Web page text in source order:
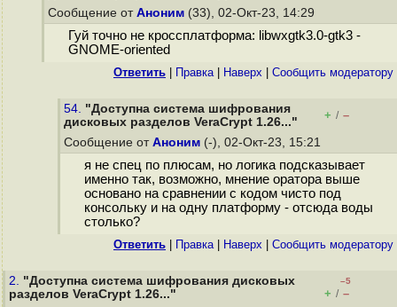
Сообщение от Аноним (33), 02-Окт-23, 14:29
Гуй точно не кроссплатформа: libwxgtk3.0-gtk3 -
GNOME-oriented
Ответить Правка| Наверх Cообщить модератору
54. "Доступна система шифрования
дисковых разделов VeraCrypt 1.26..."
+ / –
Сообщение от Аноним (-), 02-Окт-23, 15:21
я не спец по плюсам, но логика подсказывает
именно так, возможно, мнение оратора выше
основано на сравнении с кодом чисто под
консольку и на одну платформу - отсюда воды
столько?
Ответить Правка| Наверх Cообщить модератору
2. "Доступна система шифрования дисковых
разделов VeraCrypt 1.26..."
–5
+ / –